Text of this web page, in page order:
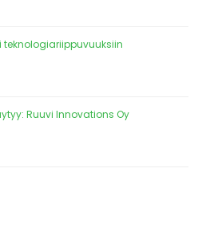
teknologiariippuvuuksiin
Ruuvi Innovations Oy